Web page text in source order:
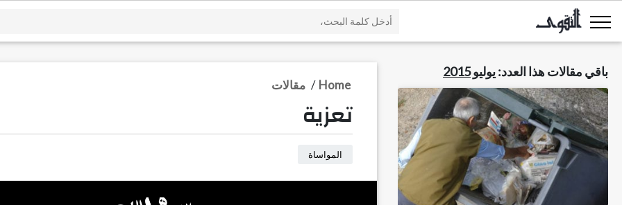
باقي مقالات هذا العدد:يوليو 2015
مقالات / Home
تعزية
المواساة